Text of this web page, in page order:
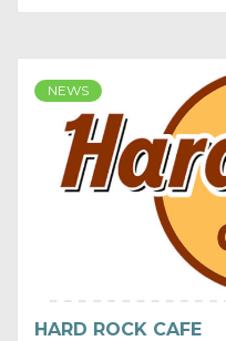
NEWS
HARD ROCK CAFE